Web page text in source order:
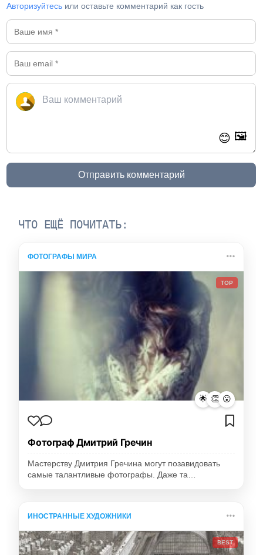
Авторизуйтесь или оставьте комментарий как гость
😊 🖼️
Отправить комментарий
ЧТО ЕЩЁ ПОЧИТАТЬ:
ФОТОГРАФЫ МИРА
TOP
🌟 👏 😮
Фотограф Дмитрий Гречин
Мастерству Дмитрия Гречина могут позавидовать
самые талантливые фотографы. Даже та…
ИНОСТРАННЫЕ ХУДОЖНИКИ
BEST